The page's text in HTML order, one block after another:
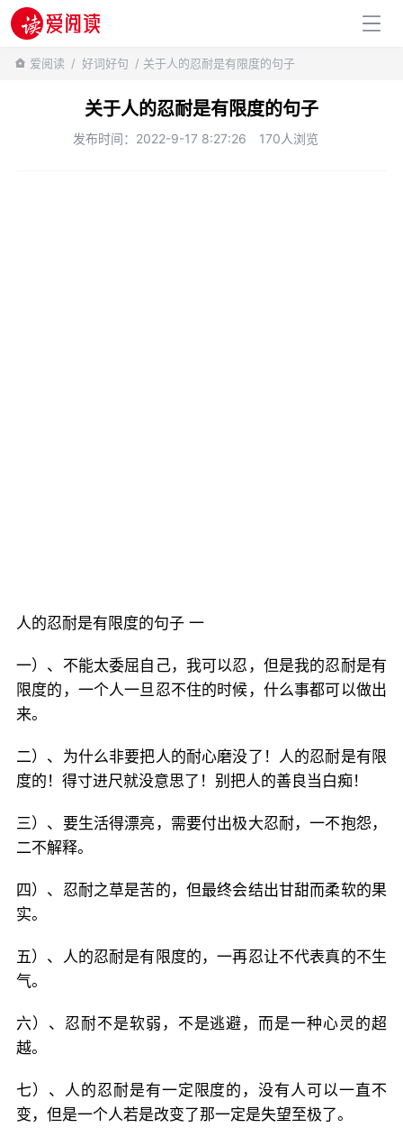
百科知识
爱阅读 / 好词好句 / 关于人的忍耐是有限度的句子
关于人的忍耐是有限度的句子
发布时间：2022-9-17 8:27:26 170人浏览
人的忍耐是有限度的句子 一
一）、不能太委屈自己，我可以忍，但是我的忍耐是有
限度的，一个人一旦忍不住的时候，什么事都可以做出
来。
二）、为什么非要把人的耐心磨没了！人的忍耐是有限
度的！得寸进尺就没意思了！别把人的善良当白痴！
三）、要生活得漂亮，需要付出极大忍耐，一不抱怨，
二不解释。
四）、忍耐之草是苦的，但最终会结出甘甜而柔软的果
实。
五）、人的忍耐是有限度的，一再忍让不代表真的不生
气。
六）、忍耐不是软弱，不是逃避，而是一种心灵的超
越。
七）、人的忍耐是有一定限度的，没有人可以一直不
变，但是一个人若是改变了那一定是失望至极了。